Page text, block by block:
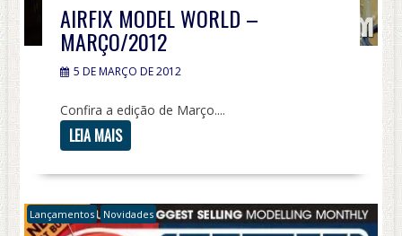
AIRFIX MODEL WORLD –
MARÇO/2012
5 DE MARÇO DE 2012
Confira a edição de Março....
LEIA MAIS
Lançamentos Novidades